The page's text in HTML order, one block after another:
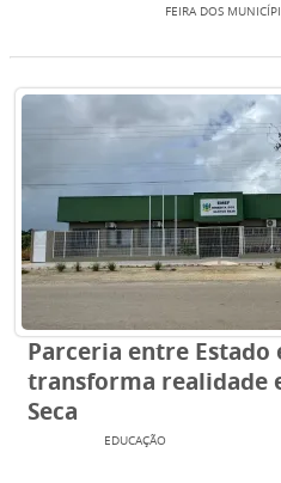
FEIRA DOS
Parceria entre Estado
transforma realidade
Seca
EDUCAÇÃO